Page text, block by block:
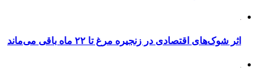
اثر شوک‌های اقتصادی در زنجیره مرغ تا ۲۲ ماه باقی می‌ماند